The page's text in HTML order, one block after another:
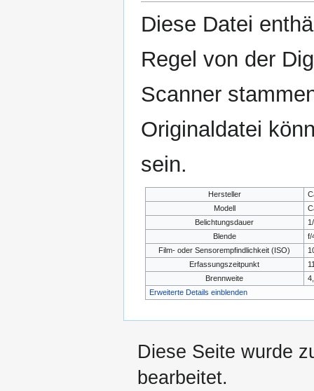
Diese Datei
Regel von der
Scanner
Originaldatei
sein.
Hersteller
Modell
Belichtungsdauer
Blende
f/
Film- oder Sensorempfindlichkeit (ISO)
Erfassungszeitpunkt
Brennweite
Erweiterte Details einblenden
Diese Seite wurde
bearbeitet.